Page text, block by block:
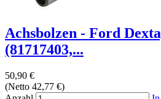
Achsbolzen - Ford
(81717403,...
50,90 €
(Netto 42,77 €)